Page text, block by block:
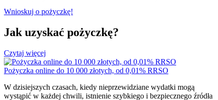
Wnioskuj o pożyczkę!
Jak uzyskać pożyczkę?
Czytaj więcej
Pożyczka online do 10 000 złotych, od 0,01% RRSO
W dzisiejszych czasach, kiedy nieprzewidziane wydatki mogą
wystąpić w każdej chwili, istnienie szybkiego i bezpiecznego źródła